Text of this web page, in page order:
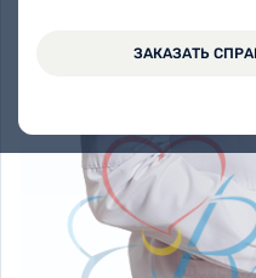
ЗАКАЗАТЬ